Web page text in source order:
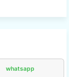
whatsapp